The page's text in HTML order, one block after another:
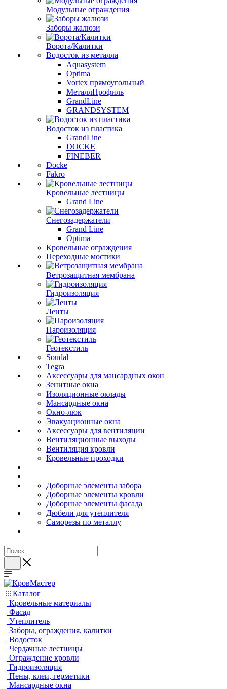
Модульные ограждения
Заборы жалюзи
Ворота/Калитки
Водосток из металла
Aquasystem
Optima
Vortex прямоугольный
МеталлПрофиль
GrandLine
GRANDSYSTEM
Водосток из пластика
GrandLine
DOCKE
FINEBER
Docke
Fakro
Кровельные лестницы
Grand Line
Снегозадержатели
Grand Line
Optima
Кровельные ограждения
Переходные мостики
Ветрозащитная мембрана
Гидроизоляция
Ленты
Пароизоляция
Геотекстиль
Soudal
Tegra
Аксессуары для мансардных окон
Зенитные окна
Изоляционные оклады
Мансардные окна
Окно-люк
Эвакуационные окна
Аксессуары для вентиляции
Вентиляционные выходы
Вентиляция кровли
Кровельные проходки
Доборные элементы забора
Доборные элементы кровли
Доборные элементы фасада
Дюбели для утеплителя
Саморезы по металлу
Каталог
Кровельные материалы
Фасад
Утеплитель
Заборы, ограждения, калитки
Водосток
Чердачные лестницы
Ограждение кровли
Гидроизоляция
Пены, клеи, герметики
Мансардные окна